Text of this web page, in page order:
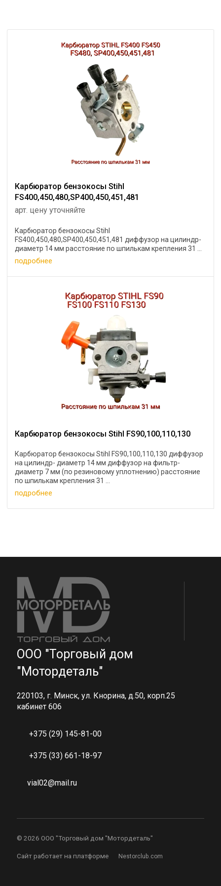
Карбюратор бензокосы Stihl
FS400,450,480,SP400,450,451,481
арт. цену уточняйте
Карбюратор бензокосы Stihl
FS400,450,480,SP400,450,451,481 диффузор на цилиндр-
диаметр 14 мм расстояние по шпилькам крепления 31 ...
подробнее
Карбюратор бензокосы Stihl FS90,100,110,130
Карбюратор бензокосы Stihl FS90,100,110,130 диффузор
на цилиндр- диаметр 14 мм диффузор на фильтр-
диаметр 7 мм (по резиновому уплотнению) расстояние
по шпилькам крепления 31 ...
подробнее
ООО "Торговый дом
"Мотордеталь"
220103, г. Минск, ул. Кнорина, д.50, корп.25
кабинет 606
+375 (29) 145-81-00
+375 (33) 661-18-97
vial02@mail.ru
© 2026 ООО "Торговый дом "Мотордеталь"
Сайт работает на платформе Nestorclub.com